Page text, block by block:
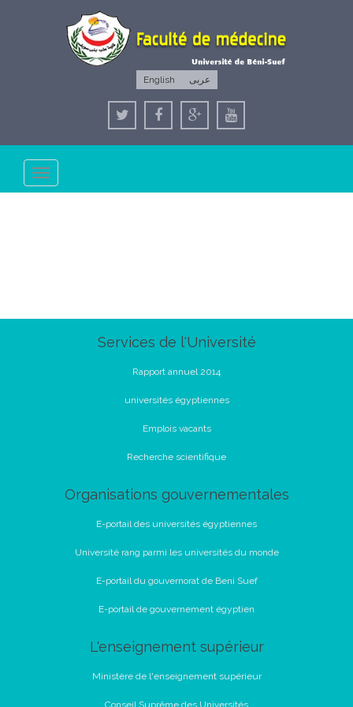
English عربى
Toggle
navigation
Services de l'Université
Rapport annuel 2014
universités égyptiennes
Emplois vacants
Recherche scientifique
Organisations gouvernementales
E-portail des universités égyptiennes
Université rang parmi les universités du monde
E-portail du gouvernorat de Beni Suef
E-portail de gouvernement égyptien
L'enseignement supérieur
Ministère de l'enseignement supérieur
Conseil Suprême des Universités